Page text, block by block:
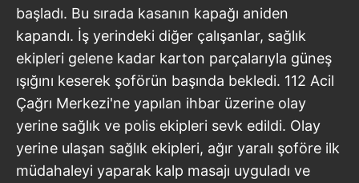
başladı. Bu sırada kasanın kapağı aniden
kapandı. İş yerindeki diğer çalışanlar, sağlık
ekipleri gelene kadar karton parçalarıyla güneş
ışığını keserek şoförün başında bekledi. 112 Acil
Çağrı Merkezi'ne yapılan ihbar üzerine olay
yerine sağlık ve polis ekipleri sevk edildi. Olay
yerine ulaşan sağlık ekipleri, ağır yaralı şoföre ilk
müdahaleyi yaparak kalp masajı uyguladı ve